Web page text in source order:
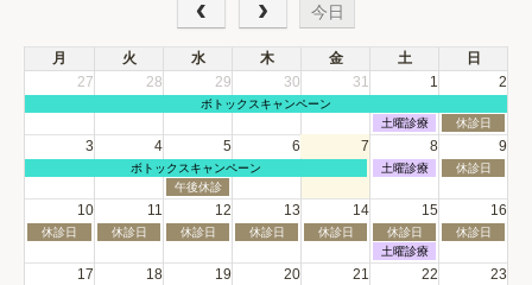
今日
月 火 水 木 金 土
日
27
28 29 30 31 1 2
月
日,
月
6th
2026
ボトックスキャンペーン
土
曜
8
1st
土曜診療
日
曜
8
2nd
休診日
3 4 5 6 7 8 9
月
日,
月
6th
2026
ボトックスキャンペーン
土
日,
月
8th
2026
土曜診療
日
日,
月
9th
2026
休診日
水
曜
5th
午後休診
10 11 12 13 14 15 16
月
日,
休診日
火
日,
休診日
水
日,
休診日
木
日,
休診日
金
日,
休診日
土
曜
日,
休診日
日
日,
休診日
土
曜
土曜診療
17 18 19 20 21 22 23